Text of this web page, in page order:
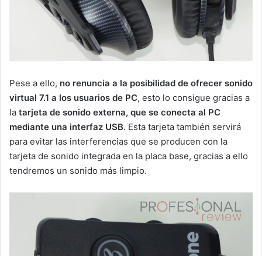
Pese a ello, no renuncia a la posibilidad de ofrecer sonido
virtual 7.1 a los usuarios de PC, esto lo consigue gracias a
la tarjeta de sonido externa, que se conecta al PC
mediante una interfaz USB. Esta tarjeta también servirá
para evitar las interferencias que se producen con la
tarjeta de sonido integrada en la placa base, gracias a ello
tendremos un sonido más limpio.